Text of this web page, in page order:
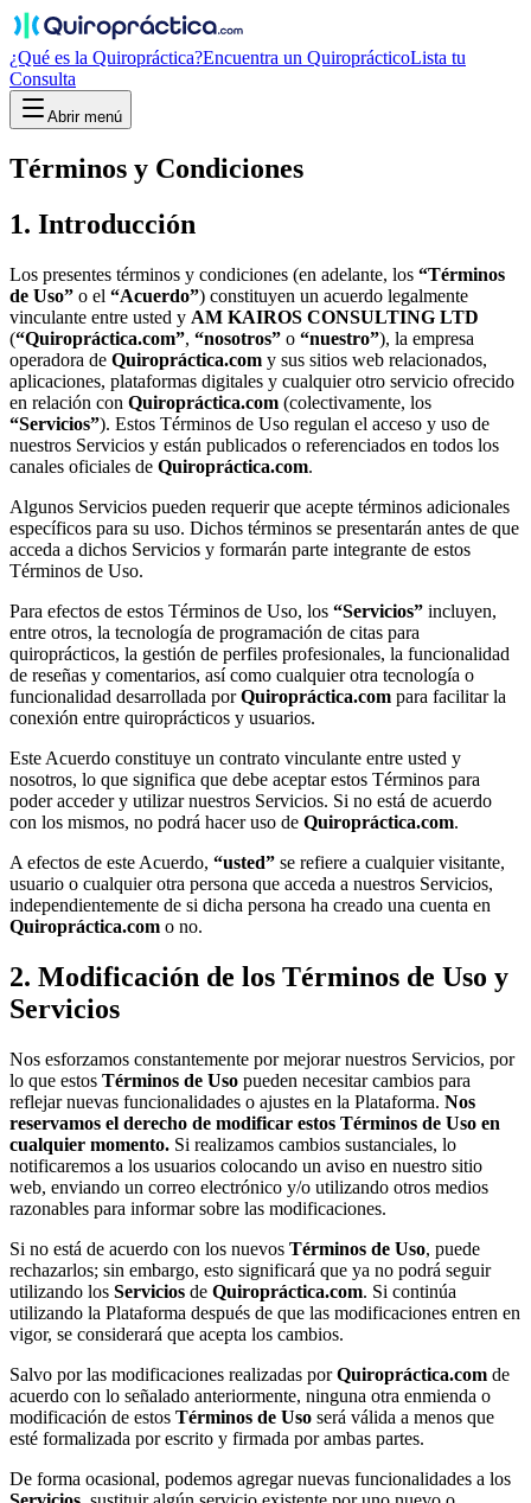
¿Qué es la Quiropráctica?Encuentra un QuiroprácticoLista tu
Consulta
Abrir menú
Términos y Condiciones
1. Introducción
Los presentes términos y condiciones (en adelante, los “Términos
de Uso” o el “Acuerdo”) constituyen un acuerdo legalmente
vinculante entre usted y AM KAIROS CONSULTING LTD
(“Quiropráctica.com”, “nosotros” o “nuestro”), la empresa
operadora de Quiropráctica.com y sus sitios web relacionados,
aplicaciones, plataformas digitales y cualquier otro servicio ofrecido
en relación con Quiropráctica.com (colectivamente, los
“Servicios”). Estos Términos de Uso regulan el acceso y uso de
nuestros Servicios y están publicados o referenciados en todos los
canales oficiales de Quiropráctica.com.
Algunos Servicios pueden requerir que acepte términos adicionales
específicos para su uso. Dichos términos se presentarán antes de que
acceda a dichos Servicios y formarán parte integrante de estos
Términos de Uso.
Para efectos de estos Términos de Uso, los “Servicios” incluyen,
entre otros, la tecnología de programación de citas para
quiroprácticos, la gestión de perfiles profesionales, la funcionalidad
de reseñas y comentarios, así como cualquier otra tecnología o
funcionalidad desarrollada porQuiropráctica.com para facilitar la
conexión entre quiroprácticos y usuarios.
Este Acuerdo constituye un contrato vinculante entre usted y
nosotros, lo que significa que debe aceptar estos Términos para
poder acceder y utilizar nuestros Servicios. Si no está de acuerdo
con los mismos, no podrá hacer uso de Quiropráctica.com.
A efectos de este Acuerdo, “usted” se refiere a cualquier visitante,
usuario o cualquier otra persona que acceda a nuestros Servicios,
independientemente de si dicha persona ha creado una cuenta en
Quiropráctica.com o no.
2. Modificación de los Términos de Uso y
Servicios
Nos esforzamos constantemente por mejorar nuestros Servicios, por
lo que estos Términos de Uso pueden necesitar cambios para
reflejar nuevas funcionalidades o ajustes en la Plataforma. Nos
reservamos el derecho de modificar estos Términos de Uso en
cualquier momento. Si realizamos cambios sustanciales, lo
notificaremos a los usuarios colocando un aviso en nuestro sitio
web, enviando un correo electrónico y/o utilizando otros medios
razonables para informar sobre las modificaciones.
Si no está de acuerdo con los nuevos Términos de Uso, puede
rechazarlos; sin embargo, esto significará que ya no podrá seguir
utilizando los Servicios de Quiropráctica.com. Si continúa
utilizando la Plataforma después de que las modificaciones entren en
vigor, se considerará que acepta los cambios.
Salvo por las modificaciones realizadas por Quiropráctica.com de
acuerdo con lo señalado anteriormente, ninguna otra enmienda o
modificación de estos Términos de Uso será válida a menos que
esté formalizada por escrito y firmada por ambas partes.
De forma ocasional, podemos agregar nuevas funcionalidades a los